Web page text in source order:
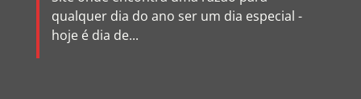
qualquer dia do ano ser um dia especial -
hoje é dia de...